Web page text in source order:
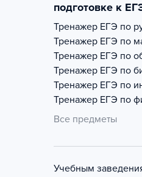
подготовке к
Тренажер ЕГЭ по
Тренажер ЕГЭ по
Тренажер ЕГЭ по
Тренажер ЕГЭ по
Тренажер ЕГЭ по
Тренажер ЕГЭ по
Все предметы
Учебным